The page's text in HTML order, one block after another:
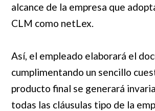
alcance de la empresa que
CLM como netLex.
Así, el empleado elaborará el
cumplimentando un sencillo
producto final se generará
todas las cláusulas tipo de la